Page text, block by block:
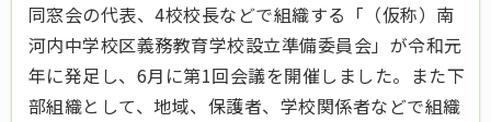
同窓会の代表、4校校長などで組織する「（仮称）南
河内中学校区義務教育学校設立準備委員会」が令和元
年に発足し、6月に第1回会議を開催しました。また下
部組織として、地域、保護者、学校関係者などで組織